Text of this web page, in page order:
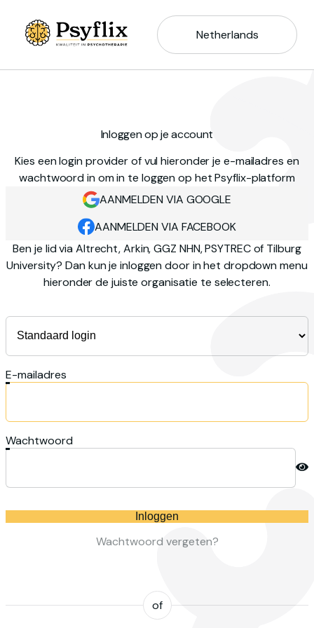
Netherlands
Inloggen op je account
Kies een login provider of vul hieronder je e-mailadres en
wachtwoord in om in te loggen op het Psyflix-platform
AANMELDEN VIA GOOGLE
AANMELDEN VIA FACEBOOK
Ben je lid via Altrecht, Arkin, GGZ NHN, PSYTREC of Tilburg
University? Dan kun je inloggen door in het dropdown menu
hieronder de juiste organisatie te selecteren.
E-mailadres
Wachtwoord
Inloggen
Wachtwoord vergeten?
of